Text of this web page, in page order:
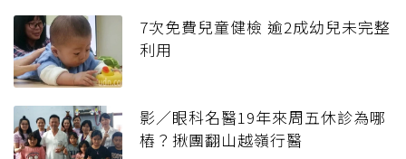
7次免費兒童健檢 逾2成幼兒未完整
利用
影／眼科名醫19年來周五休診為哪
樁？揪團翻山越嶺行醫